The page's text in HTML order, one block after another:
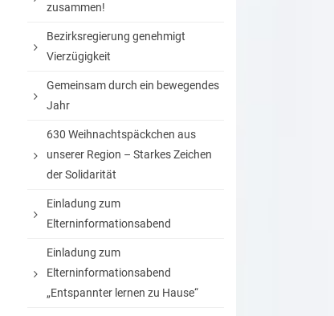
zusammen!
Bezirksregierung genehmigt
Vierzügigkeit
Gemeinsam durch ein bewegendes
Jahr
630 Weihnachtspäckchen aus
unserer Region – Starkes Zeichen
der Solidarität
Einladung zum
Elterninformationsabend
Einladung zum
Elterninformationsabend
„Entspannter lernen zu Hause“